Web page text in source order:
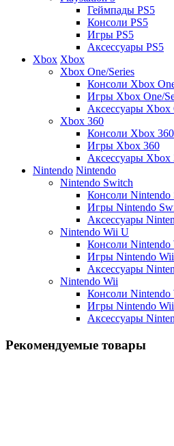
Геймпады PS5
Консоли PS5
Игры PS5
Аксессуары PS5
Xbox Xbox
Xbox One/Series
Консоли Xbox
Игры Xbox One/
Аксессуары Xbox
Xbox 360
Консоли Xbox 360
Игры Xbox 360
Аксессуары Xbox
Nintendo Nintendo
Nintendo Switch
Консоли Nintendo
Игры Nintendo
Аксессуары
Nintendo Wii U
Консоли
Игры Nintendo
Аксессуары
Nintendo Wii
Консоли Nintendo
Игры Nintendo Wii
Аксессуары
Рекомендуемые товары